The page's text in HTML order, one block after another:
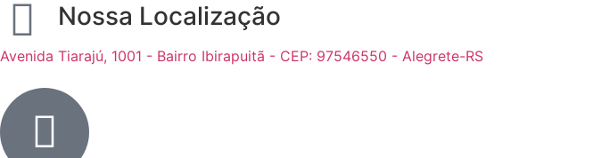
Nossa Localização
Avenida Tiarajú, 1001 - Bairro Ibirapuitã - CEP: 97546550 - Alegrete-RS